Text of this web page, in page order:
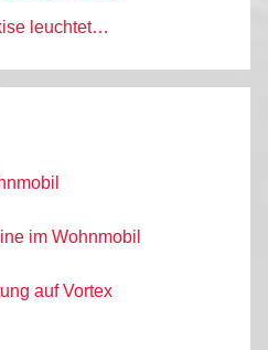
leuchtet…
im Wohnmobil
auf Vortex